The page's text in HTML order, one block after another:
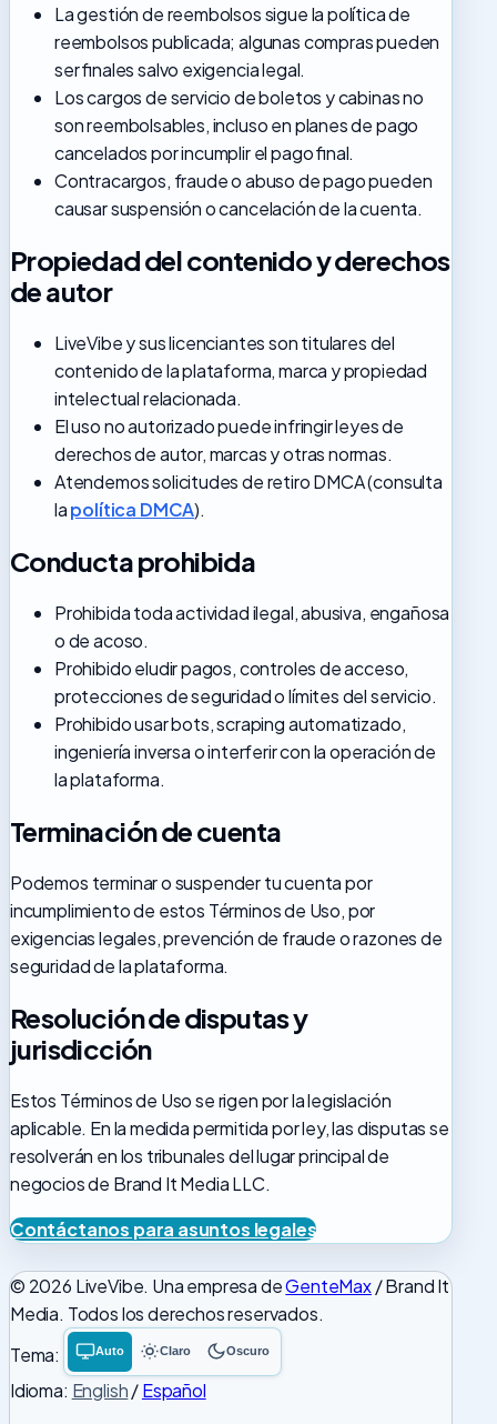
La gestión de reembolsos sigue la política de
reembolsos publicada; algunas compras pueden
ser finales salvo exigencia legal.
Los cargos de servicio de boletos y cabinas no
son reembolsables, incluso en planes de pago
cancelados por incumplir el pago final.
Contracargos, fraude o abuso de pago pueden
causar suspensión o cancelación de la cuenta.
Propiedad del contenido y derechos
de autor
LiveVibe y sus licenciantes son titulares del
contenido de la plataforma, marca y propiedad
intelectual relacionada.
El uso no autorizado puede infringir leyes de
derechos de autor, marcas y otras normas.
Atendemos solicitudes de retiro DMCA (consulta
lapolítica DMCA).
Conducta prohibida
Prohibida toda actividad ilegal, abusiva, engañosa
o de acoso.
Prohibido eludir pagos, controles de acceso,
protecciones de seguridad o límites del servicio.
Prohibido usar bots, scraping automatizado,
ingeniería inversa o interferir con la operación de
la plataforma.
Terminación de cuenta
Podemos terminar o suspender tu cuenta por
incumplimiento de estos Términos de Uso, por
exigencias legales, prevención de fraude o razones de
seguridad de la plataforma.
Resolución de disputas y
jurisdicción
Estos Términos de Uso se rigen por la legislación
aplicable. En la medida permitida por ley, las disputas se
resolverán en los tribunales del lugar principal de
negocios de Brand It Media LLC.
Contáctanos para asuntos legales
© 2026 LiveVibe. Una empresa deGenteMax/ Brand It
Media. Todos los derechos reservados.
Tema:
Tema
del
sistema
Auto
Tema
claro
Claro
Tema
oscuro
Oscuro
Idioma: English/Español